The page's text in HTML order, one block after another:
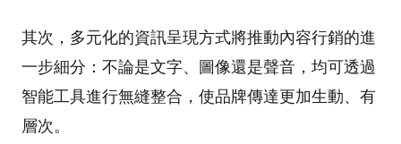
其次，多元化的資訊呈現方式將推動內容行銷的進
一步細分：不論是文字、圖像還是聲音，均可透過
智能工具進行無縫整合，使品牌傳達更加生動、有
層次。